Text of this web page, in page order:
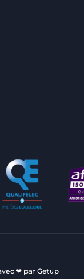
❤ parGetup